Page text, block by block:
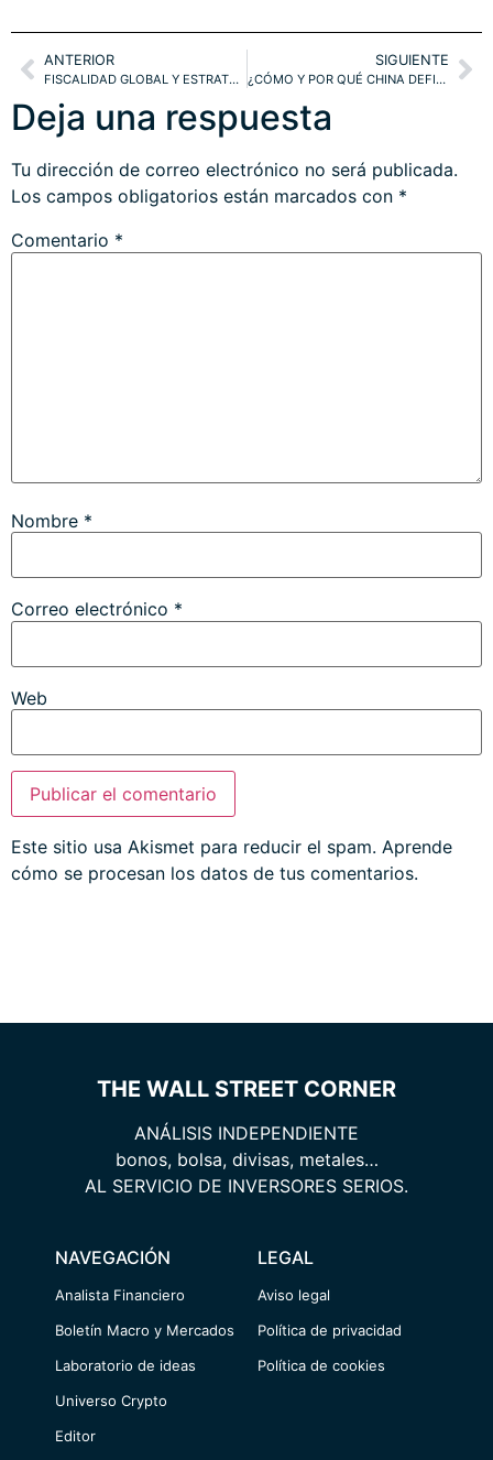
ANTERIOR
FISCALIDAD GLOBAL Y ESTRATEGIAS USA. ¿COMPRAR BITCOIN?. OPTIMISMO PAULOVIANO
SIGUIENTE
¿CÓMO Y POR QUÉ CHINA DEFIENDE UN YUAN BARATO?. BCE, INFLACIÓN Y PELIGRO EN BOLSAS
Deja una respuesta
Tu dirección de correo electrónico no será publicada.
Los campos obligatorios están marcados con *
Comentario *
Nombre *
Correo electrónico *
Web
Este sitio usa Akismet para reducir el spam. Aprende
cómo se procesan los datos de tus comentarios.
THE WALL STREET CORNER
ANÁLISIS INDEPENDIENTE
bonos, bolsa, divisas, metales…
AL SERVICIO DE INVERSORES SERIOS.
NAVEGACIÓN
Analista Financiero
Boletín Macro y Mercados
Laboratorio de ideas
Universo Crypto
Editor
LEGAL
Aviso legal
Política de privacidad
Política de cookies